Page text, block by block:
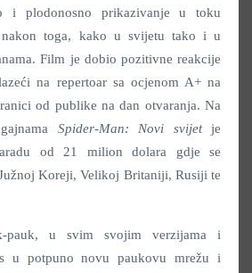
i plodonosno prikazivanje u toku
nakon toga, kako u svijetu tako i u
Film je dobio pozitivne reakcije
na repertoar sa ocjenom A+ na
od publike na dan otvaranja. Na
Spider-Man: Novi svijetje
od 21 milion dolara gdje se
Koreji, Velikoj Britaniji, Rusiji te
pauk, u svim svojim verzijama i
u potpuno novu paukovu mrežu i